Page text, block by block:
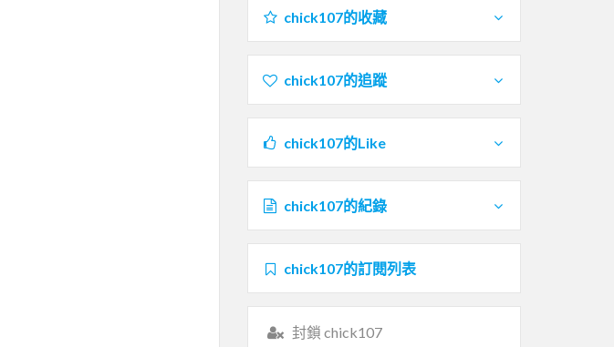
chick107的收藏
chick107的追蹤
chick107的Like
chick107的紀錄
chick107的訂閱列表
封鎖 chick107